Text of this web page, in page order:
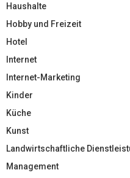
Haushalte
Hobby und Freizeit
Hotel
Internet
Internet-Marketing
Kinder
Küche
Kunst
Landwirtschaftliche
Management